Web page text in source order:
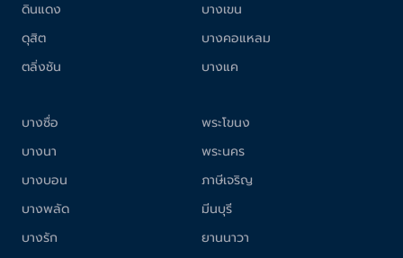
ดินแดง
ดุสิต
ตลิ่งชัน
บางเขน
บางคอแหลม
บางแค
บางซื่อ
บางนา
บางบอน
บางพลัด
บางรัก
พระโขนง
พระนคร
ภาษีเจริญ
มีนบุรี
ยานนาวา